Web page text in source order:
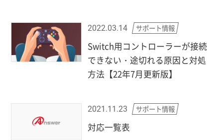
2022.03.14 サポート情報
Switch用コントローラーが接続
できない・途切れる原因と対処
方法【22年7月更新版】
2021.11.23 サポート情報
対応一覧表